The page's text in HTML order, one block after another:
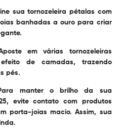
sua tornozeleira pétalas com
banhadas a ouro para criar
em várias tornozeleiras
de camadas, trazendo
pés.
manter o brilho da sua
evite contato com produtos
porta-joias macio. Assim, sua